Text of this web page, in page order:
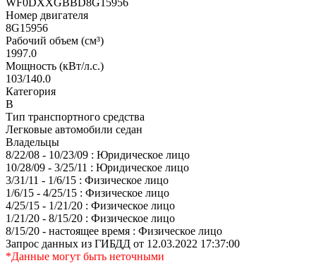
Номер двигателя
8G15956
Рабочий объем (см³)
1997.0
Мощность (кВт/л.с.)
103/140.0
Категория
В
Тип транспортного средства
Легковые автомобили седан
Владельцы
8/22/08 - 10/23/09 : Юридическое лицо
10/28/09 - 3/25/11 : Юридическое лицо
3/31/11 - 1/6/15 : Физическое лицо
1/6/15 - 4/25/15 : Физическое лицо
4/25/15 - 1/21/20 : Физическое лицо
1/21/20 - 8/15/20 : Физическое лицо
8/15/20 - настоящее время : Физическое лицо
Запрос данных из ГИБДД от 12.03.2022 17:37:00
*Данные могут быть неточными